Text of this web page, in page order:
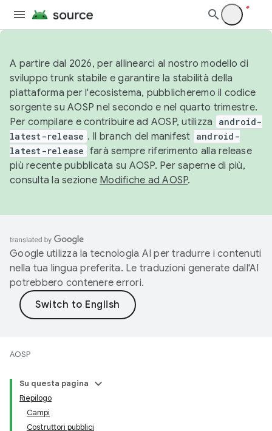
A partire dal 2026, per allinearci al nostro modello di
sviluppo trunk stabile e garantire la stabilità della
piattaforma per l'ecosistema, pubblicheremo il codice
sorgente su AOSP nel secondo e nel quarto trimestre.
Per compilare e contribuire ad AOSP, utilizza
android-
latest-release . Il branch del manifest android-
latest-release farà sempre riferimento alla release
più recente pubblicata su AOSP. Per saperne di più,
consulta la sezione Modifiche ad AOSP.
Google utilizza la tecnologia AI per tradurre i contenuti
nella tua lingua preferita. Le traduzioni generate dall'AI
potrebbero contenere errori.
AOSP
Su questa pagina
Riepilogo
Campi
Costruttori pubblici